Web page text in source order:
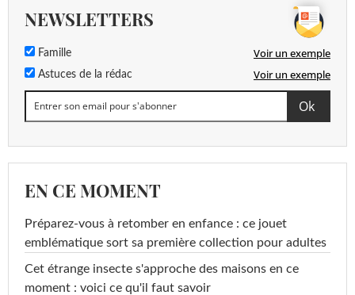
NEWSLETTERS
Famille Voir un exemple
Astuces de la rédac Voir un exemple
EN CE MOMENT
Préparez-vous à retomber en enfance : ce jouet
emblématique sort sa première collection pour adultes
Cet étrange insecte s'approche des maisons en ce
moment : voici ce qu'il faut savoir